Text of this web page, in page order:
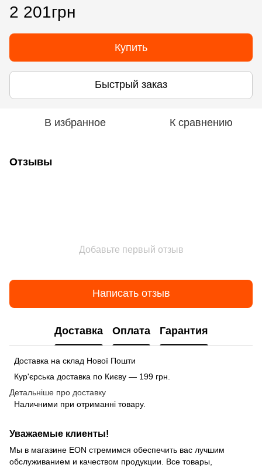
2 201грн
Купить
Быстрый заказ
В избранное К сравнению
Отзывы
Добавьте первый отзыв
Написать отзыв
Доставка Оплата Гарантия
Доставка на склад Нової Пошти
Кур'єрська доставка по Києву — 199 грн.
Детальніше про доставку
Наличними при отриманні товару.
Уважаемые клиенты!
Мы в магазине EON стремимся обеспечить вас лучшим
обслуживанием и качеством продукции. Все товары,